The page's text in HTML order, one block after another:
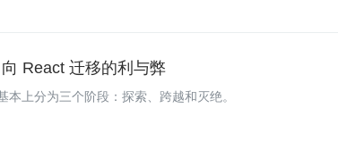
React 迁移的利与弊
本上分为三个阶段：探索、跨越和灭绝。